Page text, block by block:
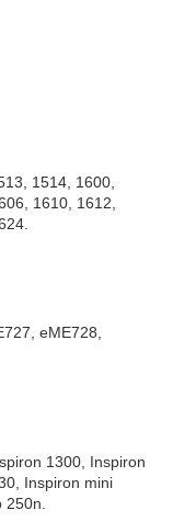
1514, 1600,
1610, 1612,
eME728,
1300, Inspiron
Inspiron mini